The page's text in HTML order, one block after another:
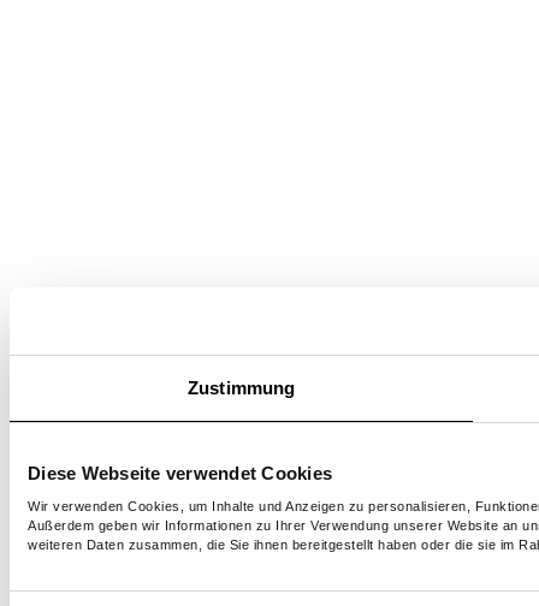
Zustimmung
Diese Webseite verwendet Cookies
Wir verwenden Cookies, um Inhalte und Anzeigen zu personalisieren,
Außerdem geben wir Informationen zu Ihrer Verwendung unserer Website an
weiteren Daten zusammen, die Sie ihnen bereitgestellt haben oder die sie im